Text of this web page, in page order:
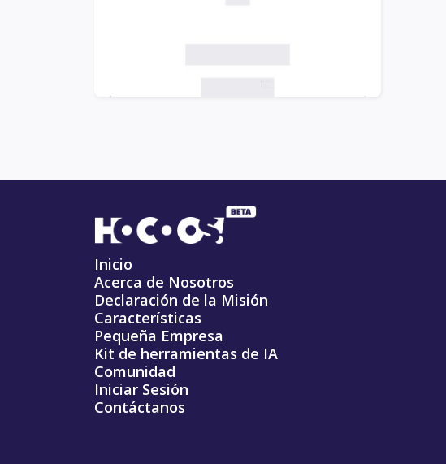
Inicio
Acerca de Nosotros
Declaración de la Misión
Características
Pequeña Empresa
Kit de herramientas de IA
Comunidad
Iniciar Sesión
Contáctanos